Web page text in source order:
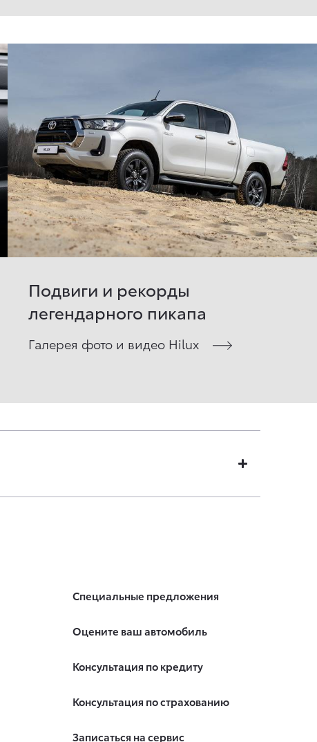
Подвиги и рекорды
легендарного пикапа
Галерея фото и видео Hilux
Специальные предложения
Оцените ваш автомобиль
Консультация по кредиту
Консультация по страхованию
Записаться на сервис